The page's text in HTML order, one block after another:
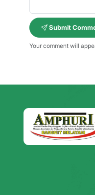
Submit
Your comment will